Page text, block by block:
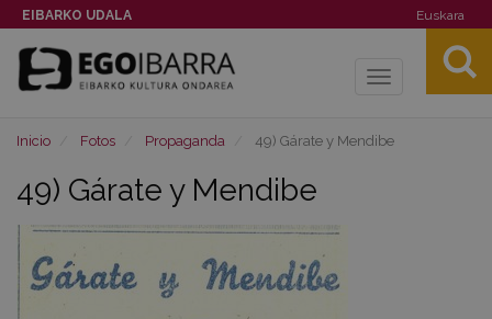
EIBARKO UDALA Euskara
Toggle
Inicio Fotos Propaganda 49) Gárate y Mendibe
49) Gárate y Mendibe